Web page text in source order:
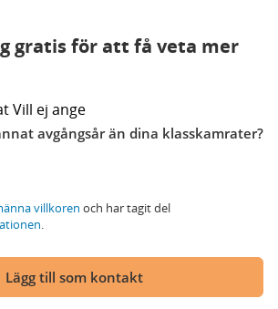
gratis för att få veta mer
Vill ej ange
avgångsår än dina klasskamrater?
villkoren och har tagit del
.
Lägg till som kontakt